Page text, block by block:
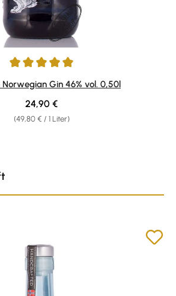
von 5 von 5 Sternen
Norwegian Gin 46% vol. 0,50l
(49,80 € / 1 Liter)
Regulärer Preis:
24,90 €